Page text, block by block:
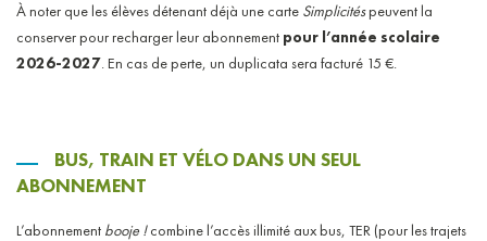
À noter que les élèves détenant déjà une carte Simplicitéspeuvent la
conserver pour recharger leur abonnement pour l’année scolaire
2026-2027. En cas de perte, un duplicata sera facturé 15 €.
BUS, TRAIN ET VÉLO DANS UN SEUL
ABONNEMENT
L’abonnement booje !combine l’accès illimité aux bus, TER (pour les trajets